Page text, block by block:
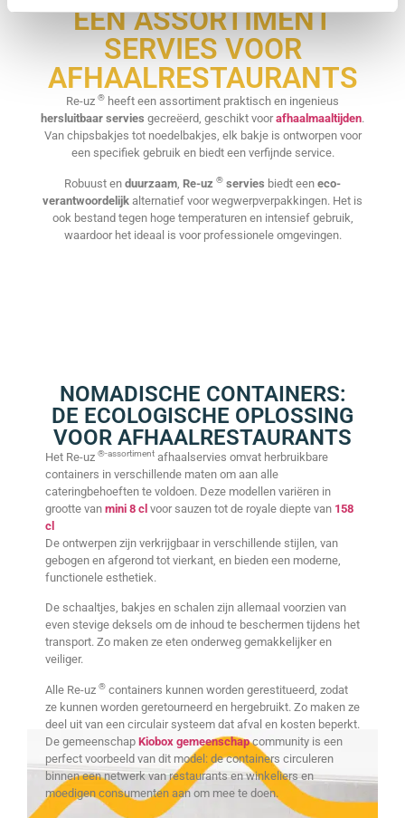
EEN ASSORTIMENT
SERVIES VOOR
AFHAALRESTAURANTS
Re-uz ® heeft een assortiment praktisch en ingenieus
hersluitbaar servies gecreëerd, geschikt voorafhaalmaaltijden.
Van chipsbakjes tot noedelbakjes, elk bakje is ontworpen voor
een specifiek gebruik en biedt een verfijnde service.
Robuust en duurzaam Re-uz ® servies biedt een eco-
verantwoordelijk alternatief voor wegwerpverpakkingen. Het is
ook bestand tegen hoge temperaturen en intensief gebruik,
waardoor het ideaal is voor professionele omgevingen.
NOMADISCHE CONTAINERS:
DE ECOLOGISCHE OPLOSSING
VOOR AFHAALRESTAURANTS
Het Re-uz ®-assortiment afhaalservies omvat herbruikbare
containers in verschillende maten om aan alle
cateringbehoeften te voldoen. Deze modellen variëren in
grootte van mini 8 cl voor sauzen tot de royale diepte van 158
cl
De ontwerpen zijn verkrijgbaar in verschillende stijlen, van
gebogen en afgerond tot vierkant, en bieden een moderne,
functionele esthetiek.
De schaaltjes, bakjes en schalen zijn allemaal voorzien van
even stevige deksels om de inhoud te beschermen tijdens het
transport. Zo maken ze eten onderweg gemakkelijker en
veiliger.
Alle Re-uz ® containers kunnen worden gerestitueerd, zodat
ze kunnen worden geretourneerd en hergebruikt. Zo maken ze
deel uit van een circulair systeem dat afval en kosten beperkt.
De gemeenschap Kiobox gemeenschapcommunity is een
perfect voorbeeld van dit model: de containers circuleren
binnen een netwerk van restaurants en winkeliers en
moedigen consumenten aan om mee te doen.